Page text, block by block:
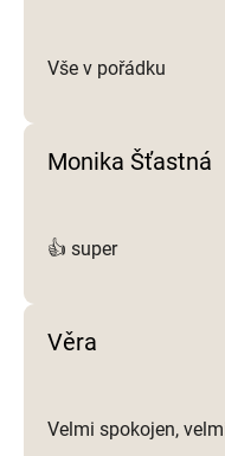
Vše v pořádku
Monika Šťastná
👍 super
Věra
Velmi spokojen,